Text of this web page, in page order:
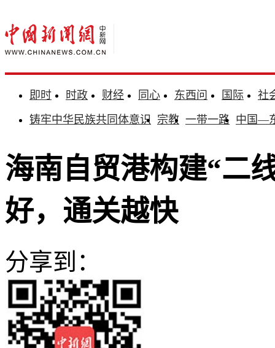
即时 时政 财经 同心 东西问 国际
社
铸牢中华民族共同体意识 宗教 一带一路 中国—
海南自贸港构建“二
好，通关越快
分享到：